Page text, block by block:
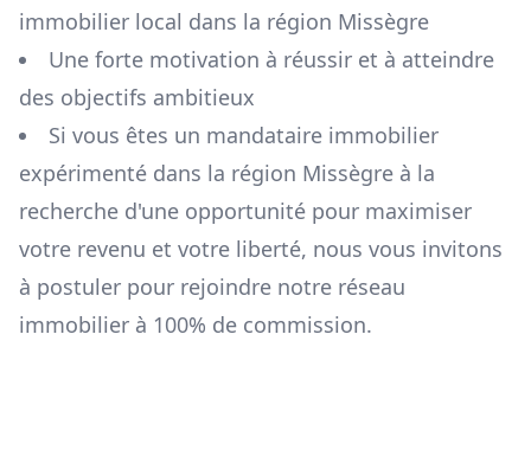
immobilier local dans la région Missègre
Une forte motivation à réussir et à atteindre
des objectifs ambitieux
Si vous êtes un mandataire immobilier
expérimenté dans la région Missègre à la
recherche d'une opportunité pour maximiser
votre revenu et votre liberté, nous vous invitons
à postuler pour rejoindre notre réseau
immobilier à 100% de commission.